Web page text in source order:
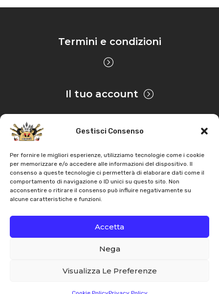
Gestisci Consenso
Per fornire le migliori esperienze, utilizziamo tecnologie come i cookie
per memorizzare e/o accedere alle informazioni del dispositivo. Il
consenso a queste tecnologie ci permetterà di elaborare dati come il
comportamento di navigazione o ID unici su questo sito. Non
acconsentire o ritirare il consenso può influire negativamente su
alcune caratteristiche e funzioni.
Accetta
Nega
Visualizza Le Preferenze
Termini e condizioni
Il tuo account
Privacy & Cookie
CopyrightAZ Agri. Tutti i diritti servati |Assistenza |
Contatti
Sviluppato da